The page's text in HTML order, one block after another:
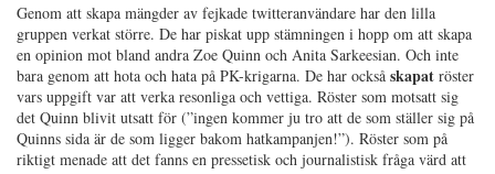
Genom att skapa mängder av fejkade twitteranvändare har den lilla
gruppen verkat större. De har piskat upp stämningen i hopp om att skapa
en opinion mot bland andra Zoe Quinn och Anita Sarkeesian. Och inte
bara genom att hota och hata på PK-krigarna. De har också skapat röster
vars uppgift var att verka resonliga och vettiga. Röster som motsatt sig
det Quinn blivit utsatt för (”ingen kommer ju tro att de som ställer sig på
Quinns sida är de som ligger bakom hatkampanjen!”). Röster som på
riktigt menade att det fanns en pressetisk och journalistisk fråga värd att